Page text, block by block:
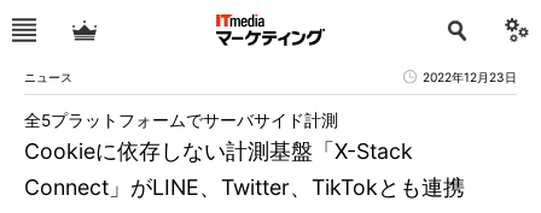
ニュース 2022年12月23日
Cookieに依存しない計測基盤「X-Stack
Connect」がLINE、Twitter、TikTokとも連携
全5プラットフォームでサーバサイド計測